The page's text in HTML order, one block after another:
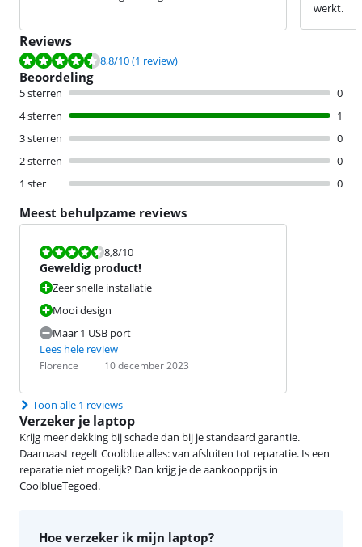
werkt.
Reviews
Beoordeling is 8,8 van de 10, gebaseerd op 1 review.
8,8/10(1 review)
Beoordeling
5 sterren
0
4 sterren
1
3 sterren
0
2 sterren
0
1 ster
0
Meest behulpzame reviews
Beoordeling is 8,8 van de 10.
8,8/10
Geweldig product!
Zeer snelle installatie
Mooi design
Maar 1 USB port
Lees hele review
Beoordeling door:
Florence
Datum: 10 december 2023
Toon alle 1 reviews
Verzeker je laptop
Krijg meer dekking bij schade dan bij je standaard garantie.
Daarnaast regelt Coolblue alles: van afsluiten tot reparatie. Is een
reparatie niet mogelijk? Dan krijg je de aankoopprijs in
CoolblueTegoed.
Hoe verzeker ik mijn laptop?